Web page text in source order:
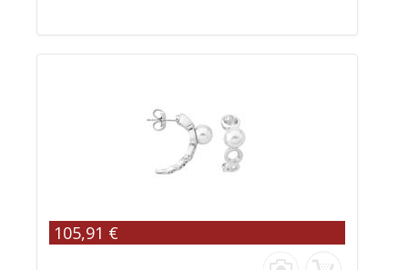
105,91 €